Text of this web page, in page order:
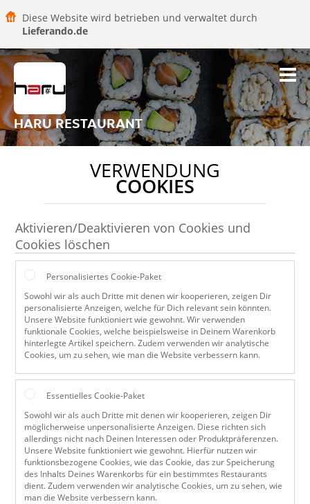
Diese Website wird betrieben und verwaltet durch
Lieferando.de
HARU RESTAURANT
VERWENDUNG
COOKIES
Aktivieren/Deaktivieren von Cookies und
Cookies löschen
Personalisiertes Cookie-Paket
Sowohl wir als auch Dritte mit denen wir kooperieren, zeigen Dir
personalisierte Anzeigen, welche für Dich relevant sein könnten.
Unsere Website funktioniert wie gewohnt. Wir verwenden
funktionale Cookies, welche beispielsweise in Deinem Warenkorb
hinterlegte Artikel speichern. Zudem verwenden wir analytische
Cookies, um zu sehen, wie man die Website verbessern kann.
Essentielles Cookie-Paket
Sowohl wir als auch Dritte mit denen wir kooperieren, zeigen Dir
möglicherweise unpersonalisierte Anzeigen. Diese richten sich
allerdings nicht nach Deinen Interessen oder Produktpräferenzen.
Unsere Website funktioniert wie gewohnt. Hierfür nutzen wir
funktionsbezogene Cookies, wie das Cookie, das zur Speicherung
des Inhalts Deines Warenkorbs für ein bestimmtes Restaurants
dient. Zudem verwenden wir analytische Cookies, um zu sehen, wie
man die Website verbessern kann.